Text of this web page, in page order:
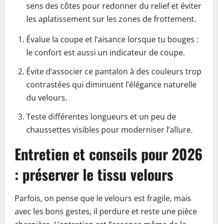
sens des côtes pour redonner du relief et éviter
les aplatissement sur les zones de frottement.
Évalue la coupe et l’aisance lorsque tu bouges :
le confort est aussi un indicateur de coupe.
Évite d’associer ce pantalon à des couleurs trop
contrastées qui diminuent l’élégance naturelle
du velours.
Teste différentes longueurs et un peu de
chaussettes visibles pour moderniser l’allure.
Entretien et conseils pour 2026
: préserver le tissu velours
Parfois, on pense que le velours est fragile, mais
avec les bons gestes, il perdure et reste une pièce